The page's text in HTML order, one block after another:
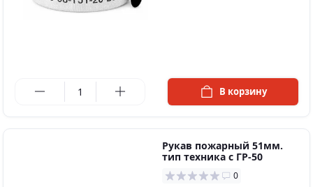
В корзину
Рукав пожарный 51мм.
тип техника с ГР-50
0